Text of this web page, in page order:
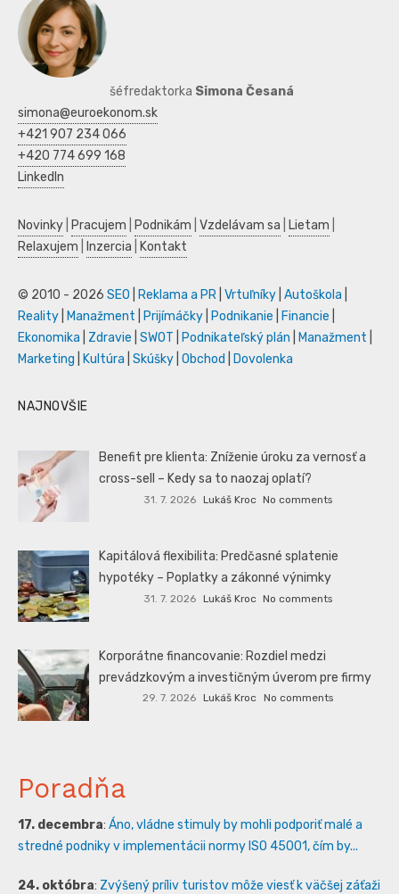
šéfredaktorka Simona Česaná
simona@euroekonom.sk
+421 907 234 066
+420 774 699 168
LinkedIn
Novinky Pracujem Podnikám Vzdelávam sa Lietam
Relaxujem
Inzercia Kontakt
© 2010 - 2026 SEO Reklama a PR Vrtuľníky Autoškola
Reality
Manažment Prijímáčky Podnikanie Financie
Ekonomika
Zdravie SWOT Podnikateľský plán Manažment
Marketing
Kultúra Skúšky Obchod Dovolenka
NAJNOVŠIE
Benefit pre klienta: Zníženie úroku za vernosť a
cross-sell – Kedy sa to naozaj oplatí?
31. 7. 2026 Lukáš Kroc No comments
Kapitálová flexibilita: Predčasné splatenie
hypotéky – Poplatky a zákonné výnimky
31. 7. 2026 Lukáš Kroc No comments
Korporátne financovanie: Rozdiel medzi
prevádzkovým a investičným úverom pre firmy
29. 7. 2026 Lukáš Kroc No comments
Poradňa
17. decembra: Áno, vládne stimuly by mohli podporiť malé a
stredné podniky v implementácii normy ISO 45001, čím by...
24. októbra: Zvýšený príliv turistov môže viesť k väčšej záťaži